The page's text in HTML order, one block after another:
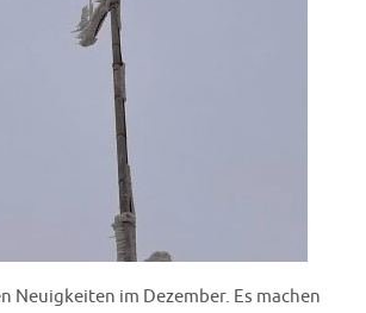
Neuigkeiten im Dezember. Es machen